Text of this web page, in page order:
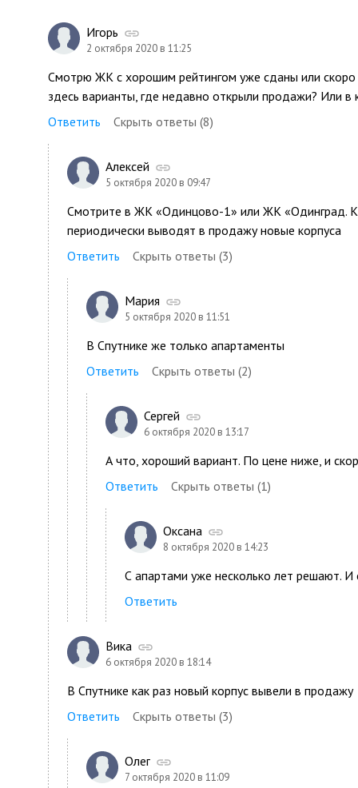
Игорь
2 октября 2020 в 11:25
Смотрю ЖК с хорошим рейтингом уже сданы или скоро
здесь варианты, где недавно открыли продажи? Или в
Ответить
Скрыть ответы (8)
Алексей
5 октября 2020 в 09:47
Смотрите в ЖК «Одинцово-1» или ЖК «Одинград.
периодически выводят в продажу новые корпуса
Ответить
Скрыть ответы (3)
Мария
5 октября 2020 в 11:51
В Спутнике же только апартаменты
Ответить
Скрыть ответы (2)
Сергей
6 октября 2020 в 13:17
А что, хороший вариант. По цене ниже, и
Ответить
Скрыть ответы (1)
Оксана
8 октября 2020 в 14:23
С апартами уже несколько лет решают.
Ответить
Вика
6 октября 2020 в 18:14
В Спутнике как раз новый корпус вывели в продажу
Ответить
Скрыть ответы (3)
Олег
7 октября 2020 в 11:09